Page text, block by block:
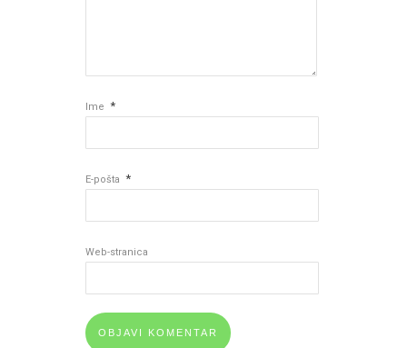
Ime *
E-pošta *
Web-stranica